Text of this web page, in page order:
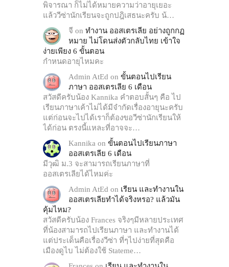
พิจารณา ก็ไม่ได้หมายความว่าอายุเยอะ
แล้ววีซ่านักเรียนจะถูกปฎิเสธนะครับ น้…
จี on ทำงาน ออสเตรเลีย อย่างถูกกฏ
หมาย ไม่โดนส่งตัวกลับไทย เข้าใจ
ง่ายเพียง 6 ขั้นตอน
กำหนดอายุไหมคะ
Admin AtEd on ขั้นตอนไปเรียน
ภาษา ออสเตรเลีย 6 เดือน
สวัสดีครับน้อง Kannika คำตอบสั้นๆ คือ ไป
เรียนภาษาเค้าไม่ได้มีจำกัดเรื่องอายุนะครับ
แต่ก่อนจะไปได้เราก็ต้องขอวีซ่านักเรียนให้
ได้ก่อน ตรงนี้แหละที่อาจจะ…
Kannika on ขั้นตอนไปเรียนภาษา
ออสเตรเลีย 6 เดือน
มีวุฒิ ม.3 จะสามารถเรียนภาษาที่
ออสเตรเลียได้ไหมค่ะ
Admin AtEd on เรียน และทำงานใน
ออสเตรเลียทำได้จริงหรอ? แล้วมัน
คุ้มไหม?
สวัสดีครับน้อง Frances จริงๆมีหลายประเทศ
ที่น้องสามารถไปเรียนภาษา และทำงานได้
แต่ประเด็นคือเรื่องวีซ่า ที่ๆไปง่ายที่สุดคือ
เมืองดูไบ ไม่ต้องใช้ Stateme…